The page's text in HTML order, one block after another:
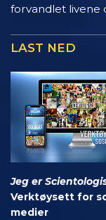
forvandlet livene
LAST NED
Jeg er
Verktøysett for
medier